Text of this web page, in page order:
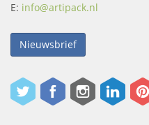
E: info@artipack.nl
Nieuwsbrief